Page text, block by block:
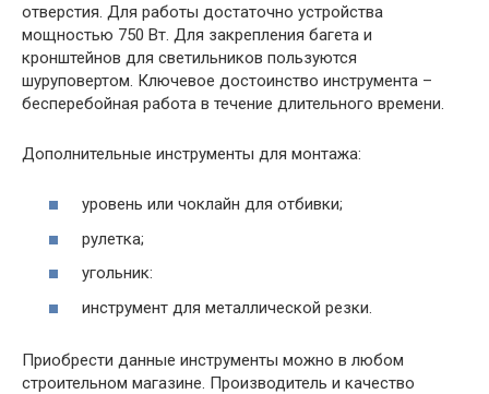
отверстия. Для работы достаточно устройства
мощностью 750 Вт. Для закрепления багета и
кронштейнов для светильников пользуются
шуруповертом. Ключевое достоинство инструмента –
бесперебойная работа в течение длительного времени.
Дополнительные инструменты для монтажа:
уровень или чоклайн для отбивки;
рулетка;
угольник:
инструмент для металлической резки.
Приобрести данные инструменты можно в любом
строительном магазине. Производитель и качество